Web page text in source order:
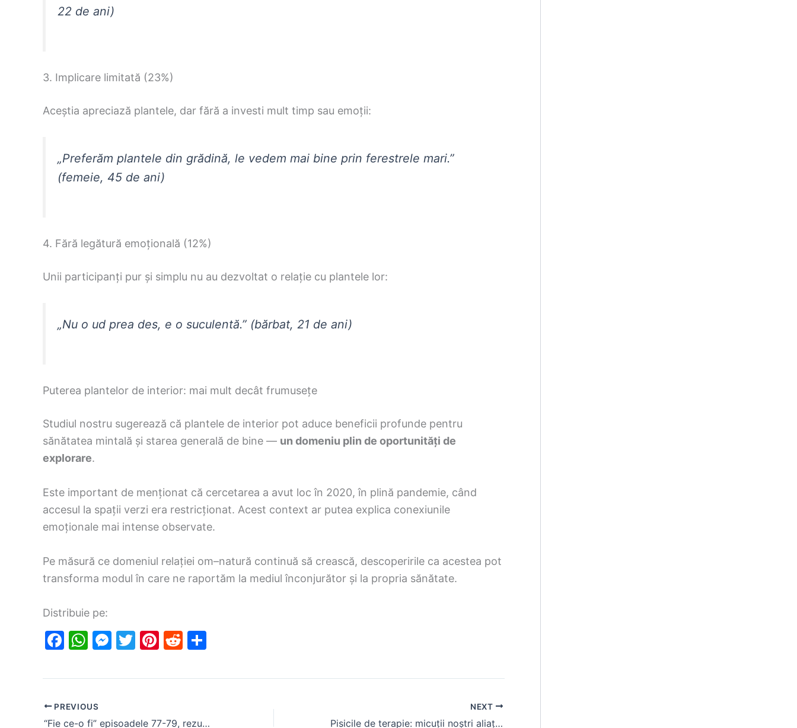
22 de ani)
3. Implicare limitată (23%)
Aceștia apreciază plantele, dar fără a investi mult timp sau emoții:
„Preferăm plantele din grădină, le vedem mai bine prin ferestrele mari.”
(femeie, 45 de ani)
4. Fără legătură emoțională (12%)
Unii participanți pur și simplu nu au dezvoltat o relație cu plantele lor:
„Nu o ud prea des, e o suculentă.” (bărbat, 21 de ani)
Puterea plantelor de interior: mai mult decât frumusețe
Studiul nostru sugerează că plantele de interior pot aduce beneficii profunde pentru
sănătatea mintală și starea generală de bine — un domeniu plin de oportunități de
explorare.
Este important de menționat că cercetarea a avut loc în 2020, în plină pandemie, când
accesul la spații verzi era restricționat. Acest context ar putea explica conexiunile
emoționale mai intense observate.
Pe măsură ce domeniul relației om–natură continuă să crească, descoperirile ca acestea pot
transforma modul în care ne raportăm la mediul înconjurător și la propria sănătate.
Distribuie pe:
F
c
b
W
at
A
M
s
e
T
itt
Pi
er
st
R
d
t
ar
PREVIOUS
“Fie ce-o fi” episoadele 77-79, rezumat
NEXT
Pisicile de terapie: micuții noștri aliați pentru sănătatea emoțională!